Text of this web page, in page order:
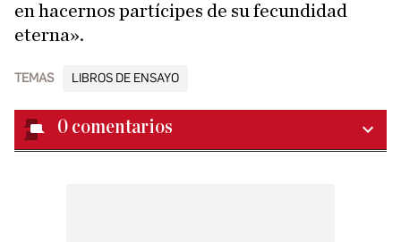
en hacernos partícipes de su fecundidad
eterna».
TEMAS LIBROS DE ENSAYO
0 comentarios